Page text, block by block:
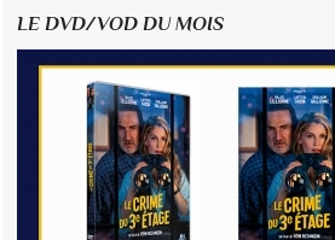
LE DVD/VOD DU MOIS